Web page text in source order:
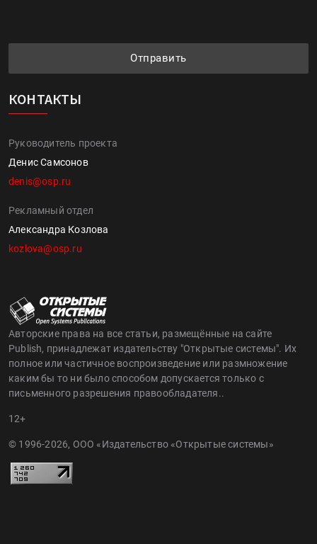
Отправить
КОНТАКТЫ
Руководитель проекта
Денис Самсонов
denis@osp.ru
Рекламный отдел
Александра Козлова
kozlova@osp.ru
Авторские права на все статьи, размещённые на сайте
Publish, принадлежат издательству "Открытые системы". Их
полное или частичное воспроизведение или размножение
каким бы то ни было способом допускается только с
письменного разрешения правообладателя..
12+
© 1996-2026, ООО «Издательство «Открытые системы»